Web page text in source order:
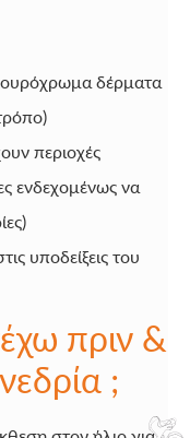
δέρματα
περιοχές
ενδεχομένως να
υποδείξεις του
πριν &
;